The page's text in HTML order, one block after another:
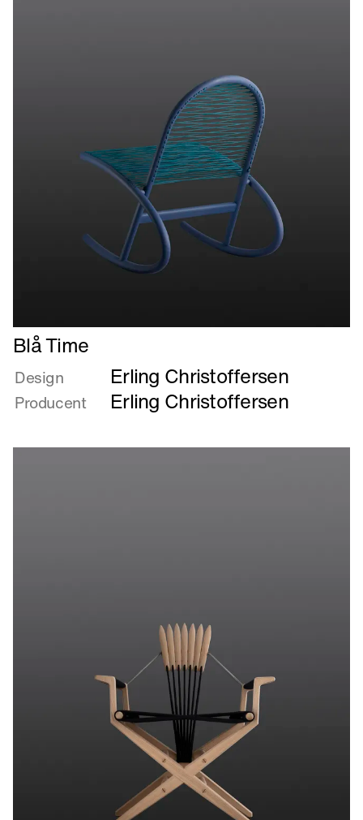
Læs
mere
om
Blå
Time
Blå Time
Design Erling Christoffersen
Producent Erling Christoffersen